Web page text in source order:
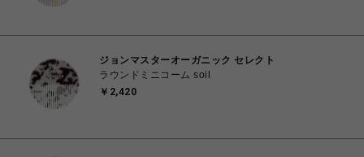
ジョンマスターオーガニック セレクト
ラウンドミニコーム soil
￥2,420